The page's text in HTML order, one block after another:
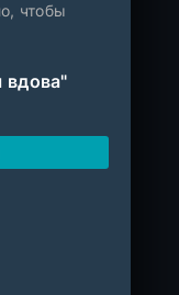
чтобы
вдова"